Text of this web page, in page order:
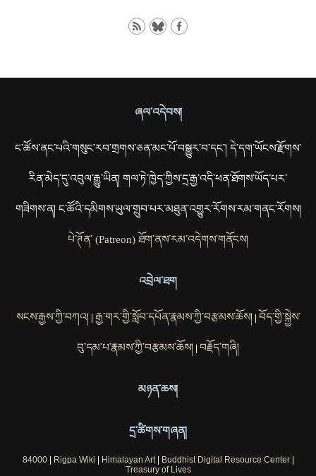
ཞལ་འདེབས།
ང་ཚོས་ནང་པའི་གསུང་རབ་གྲགས་ཅན་མང་པོ་བསྒྱུར་བ་དང་། དེ་དག་ཡོངས་རྫོགས་
རིན་མེད་དུ་འབུལ་རྒྱུ་ཡིན། གལ་ཏེ་ཁྱེད་ཀྱིས་དྲ་རྒྱ་འདི་ཕན་ཐོགས་ཡོད་པར་
གཟིགས་ན། ང་ཚོའི་དམིགས་ཡུལ་གྲུབ་པར་མཐུན་འགྱུར་རོགས་རམ་གནང་རོགས།
པེ་ཊོན་ (Patreon) ཐོག་ནས་རམ་འདེགས་གནོངས།
འབྲེལ་ཐག
སངས་རྒྱས་ཀྱི་བཀའ།| རྒྱ་གར་གྱི་སློབ་དཔོན་རྣམས་ཀྱི་བརྩམས་ཆོས།| བོད་གྱི་སྐྱེས་
བུ་དམ་པ་རྣམས་ཀྱི་བརྩམས་ཆོས། | བརྗོད་གཞི།
མཉན་ཆས།
དྲ་ཚིགས་གཞན།
84000| Rigpa Wiki | Himalayan Art| Buddhist Digital Resource Center|
Treasury of Lives